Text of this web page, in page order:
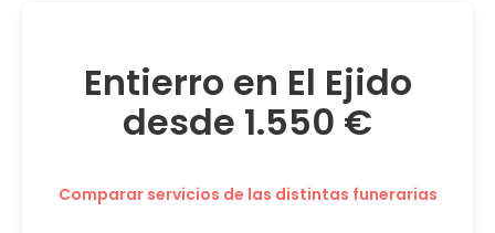
Entierro en El Ejido
desde 1.550 €
Comparar servicios de las distintas funerarias